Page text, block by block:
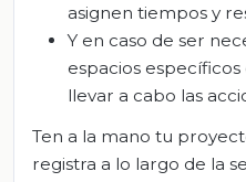
asignen tiempos y
Y en caso de ser
espacios
llevar a cabo las
Ten a la mano tu
registra a lo largo de la